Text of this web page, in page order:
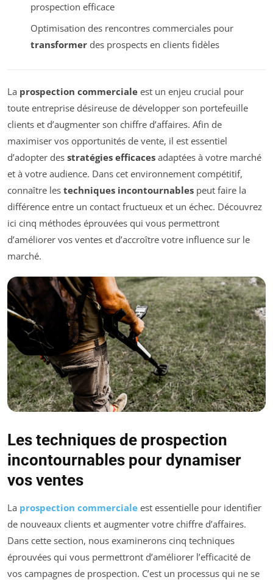
prospection efficace
Optimisation des rencontres commerciales pour
transformerdes prospects en clients fidèles
La prospection commerciale est un enjeu crucial pour
toute entreprise désireuse de développer son portefeuille
clients et d’augmenter son chiffre d’affaires. Afin de
maximiser vos opportunités de vente, il est essentiel
d’adopter des stratégies efficaces adaptées à votre marché
et à votre audience. Dans cet environnement compétitif,
connaître les techniques incontournables peut faire la
différence entre un contact fructueux et un échec. Découvrez
ici cinq méthodes éprouvées qui vous permettront
d’améliorer vos ventes et d’accroître votre influence sur le
marché.
Les techniques de prospection
incontournables pour dynamiser
vos ventes
La prospection commerciale est essentielle pour identifier
de nouveaux clients et augmenter votre chiffre d’affaires.
Dans cette section, nous examinerons cinq techniques
éprouvées qui vous permettront d’améliorer l’efficacité de
vos campagnes de prospection. C’est un processus qui ne se